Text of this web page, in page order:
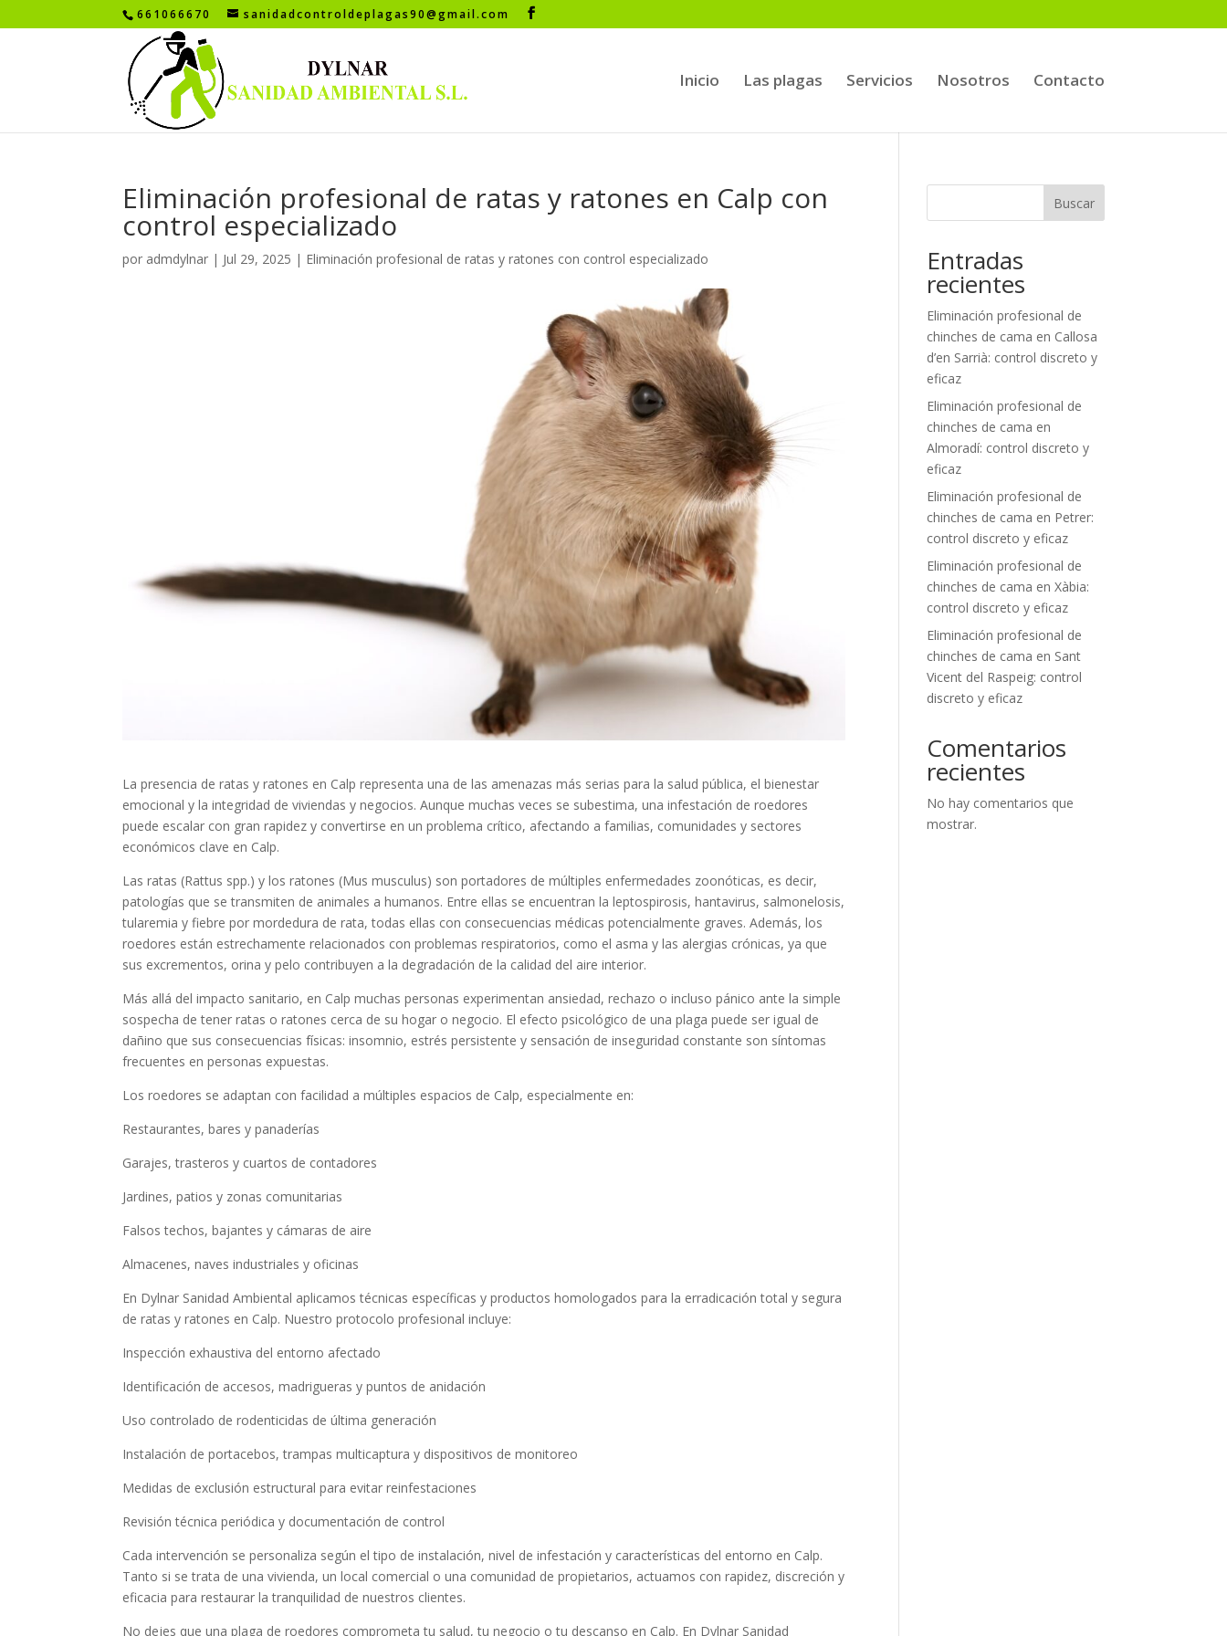
661066670 sanidadcontroldeplagas90@gmail.com
Inicio Las plagas Servicios Nosotros Contacto
Eliminación profesional de ratas y ratones en Calp con
control especializado
por admdylnar | Jul 29, 2025 | Eliminación profesional de ratas y ratones con control especializado
La presencia de ratas y ratones en Calp representa una de las amenazas más serias para la salud pública, el bienestar
emocional y la integridad de viviendas y negocios. Aunque muchas veces se subestima, una infestación de roedores
puede escalar con gran rapidez y convertirse en un problema crítico, afectando a familias, comunidades y sectores
económicos clave en Calp.
Las ratas (Rattus spp.) y los ratones (Mus musculus) son portadores de múltiples enfermedades zoonóticas, es decir,
patologías que se transmiten de animales a humanos. Entre ellas se encuentran la leptospirosis, hantavirus, salmonelosis,
tularemia y fiebre por mordedura de rata, todas ellas con consecuencias médicas potencialmente graves. Además, los
roedores están estrechamente relacionados con problemas respiratorios, como el asma y las alergias crónicas, ya que
sus excrementos, orina y pelo contribuyen a la degradación de la calidad del aire interior.
Más allá del impacto sanitario, en Calp muchas personas experimentan ansiedad, rechazo o incluso pánico ante la simple
sospecha de tener ratas o ratones cerca de su hogar o negocio. El efecto psicológico de una plaga puede ser igual de
dañino que sus consecuencias físicas: insomnio, estrés persistente y sensación de inseguridad constante son síntomas
frecuentes en personas expuestas.
Los roedores se adaptan con facilidad a múltiples espacios de Calp, especialmente en:
Restaurantes, bares y panaderías
Garajes, trasteros y cuartos de contadores
Jardines, patios y zonas comunitarias
Falsos techos, bajantes y cámaras de aire
Almacenes, naves industriales y oficinas
En Dylnar Sanidad Ambiental aplicamos técnicas específicas y productos homologados para la erradicación total y segura
de ratas y ratones en Calp. Nuestro protocolo profesional incluye:
Inspección exhaustiva del entorno afectado
Identificación de accesos, madrigueras y puntos de anidación
Uso controlado de rodenticidas de última generación
Instalación de portacebos, trampas multicaptura y dispositivos de monitoreo
Medidas de exclusión estructural para evitar reinfestaciones
Revisión técnica periódica y documentación de control
Cada intervención se personaliza según el tipo de instalación, nivel de infestación y características del entorno en Calp.
Tanto si se trata de una vivienda, un local comercial o una comunidad de propietarios, actuamos con rapidez, discreción y
eficacia para restaurar la tranquilidad de nuestros clientes.
No dejes que una plaga de roedores comprometa tu salud, tu negocio o tu descanso en Calp. En Dylnar Sanidad
Buscar
Entradas
recientes
Eliminación profesional de
chinches de cama en Callosa
d’en Sarrià: control discreto y
eficaz
Eliminación profesional de
chinches de cama en
Almoradí: control discreto y
eficaz
Eliminación profesional de
chinches de cama en Petrer:
control discreto y eficaz
Eliminación profesional de
chinches de cama en Xàbia:
control discreto y eficaz
Eliminación profesional de
chinches de cama en Sant
Vicent del Raspeig: control
discreto y eficaz
Comentarios
recientes
No hay comentarios que
mostrar.